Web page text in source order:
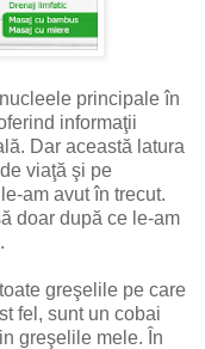
principale în
informaţii
Dar această latura
viaţă şi pe
am avut în trecut.
doar după ce le-am
greşelile pe care
fel, sunt un cobai
greşelile mele. În